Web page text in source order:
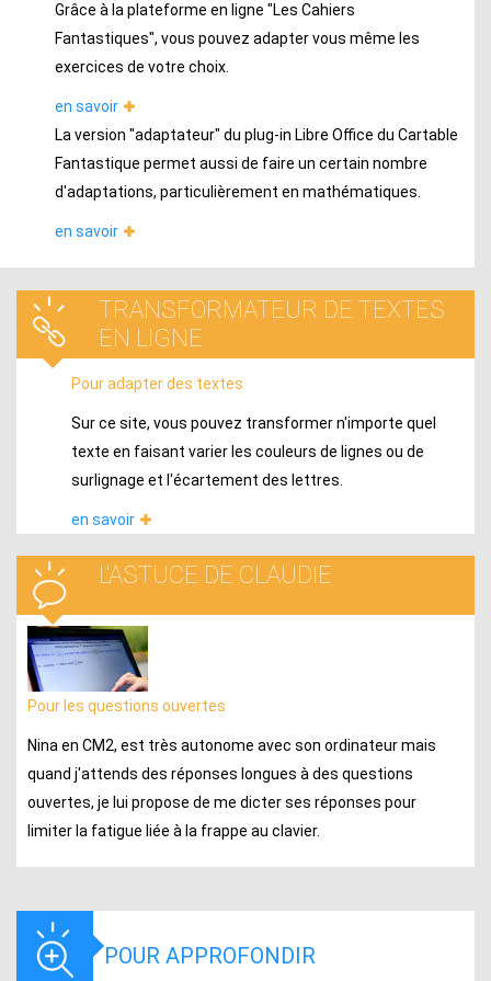
Grâce à la plateforme en ligne "Les Cahiers
Fantastiques", vous pouvez adapter vous même les
exercices de votre choix.
en savoir
La version "adaptateur" du plug-in Libre Office du Cartable
Fantastique permet aussi de faire un certain nombre
d'adaptations, particulièrement en mathématiques.
en savoir
TRANSFORMATEUR DE TEXTES
EN LIGNE
Pour adapter des textes
Sur ce site, vous pouvez transformer n'importe quel
texte en faisant varier les couleurs de lignes ou de
surlignage et l'écartement des lettres.
en savoir
L'ASTUCE DE CLAUDIE
Pour les questions ouvertes
Nina en CM2, est très autonome avec son ordinateur mais
quand j'attends des réponses longues à des questions
ouvertes, je lui propose de me dicter ses réponses pour
limiter la fatigue liée à la frappe au clavier.
POUR APPROFONDIR